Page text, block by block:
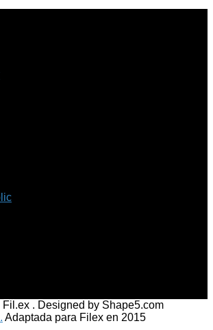
. Designed by Shape5.com
Adaptada para Filex en 2015